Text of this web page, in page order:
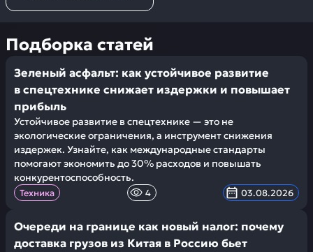
Подборка статей
Зеленый асфальт: как устойчивое развитие
в спецтехнике снижает издержки и повышает
прибыль
Устойчивое развитие в спецтехнике — это не
экологические ограничения, а инструмент снижения
издержек. Узнайте, как международные стандарты
помогают экономить до 30% расходов и повышать
конкурентоспособность.
Техника 4 03.08.2026
Очереди на границе как новый налог: почему
доставка грузов из Китая в Россию бьет